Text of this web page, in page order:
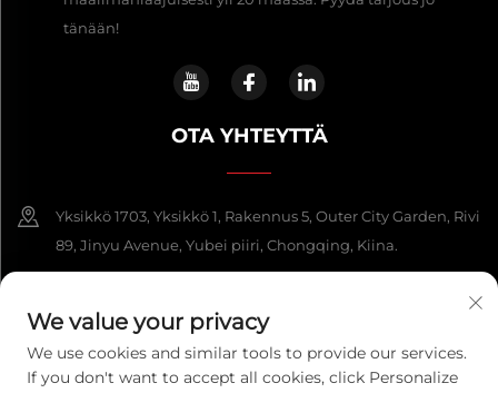
tänään!
OTA YHTEYTTÄ
Yksikkö 1703, Yksikkö 1, Rakennus 5, Outer City Garden, Rivi
89, Jinyu Avenue, Yubei piiri, Chongqing, Kiina.
[email protected]
We value your privacy
We use cookies and similar tools to provide our services.
If you don't want to accept all cookies, click Personalize